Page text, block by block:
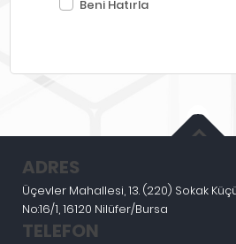
Beni Hatırla
ADRES
Üçevler Mahallesi, 13. (220) Sokak
No:16/1, 16120 Nilüfer/Bursa
TELEFON